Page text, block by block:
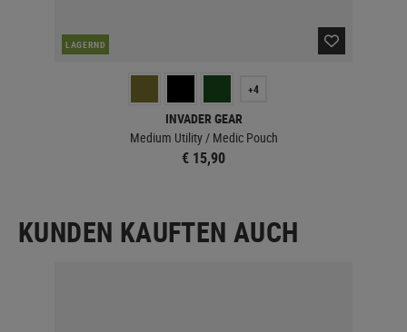
LAGERND
+4
INVADER GEAR
Medium Utility / Medic Pouch
€ 15,90
KUNDEN KAUFTEN AUCH